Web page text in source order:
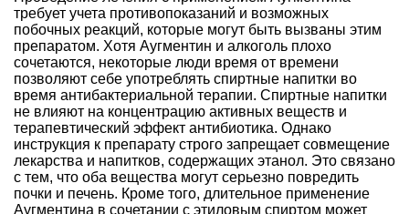
требует учета противопоказаний и возможных
побочных реакций, которые могут быть вызваны этим
препаратом. Хотя Аугментин и алкоголь плохо
сочетаются, некоторые люди время от времени
позволяют себе употреблять спиртные напитки во
время антибактериальной терапии. Спиртные напитки
не влияют на концентрацию активных веществ и
терапевтический эффект антибиотика. Однако
инструкция к препарату строго запрещает совмещение
лекарства и напитков, содержащих этанол. Это связано
с тем, что оба вещества могут серьезно повредить
почки и печень. Кроме того, длительное применение
Аугментина в сочетании с этиловым спиртом может